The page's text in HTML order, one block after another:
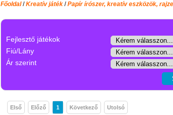
Főoldal/Kreatív játék /Papír írószer, kreatív eszközök,
Fejlesztő játékok
Fiú/Lány
Ár szerint
Első Előző 1 Következő Utolsó